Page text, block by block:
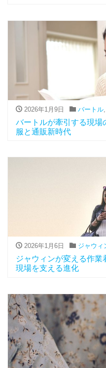
2026年1月9日 バートル,
バートルが牽引する現場
服と通販新時代
2026年1月6日 ジャウィ
ジャウィンが変える作
現場を支える進化